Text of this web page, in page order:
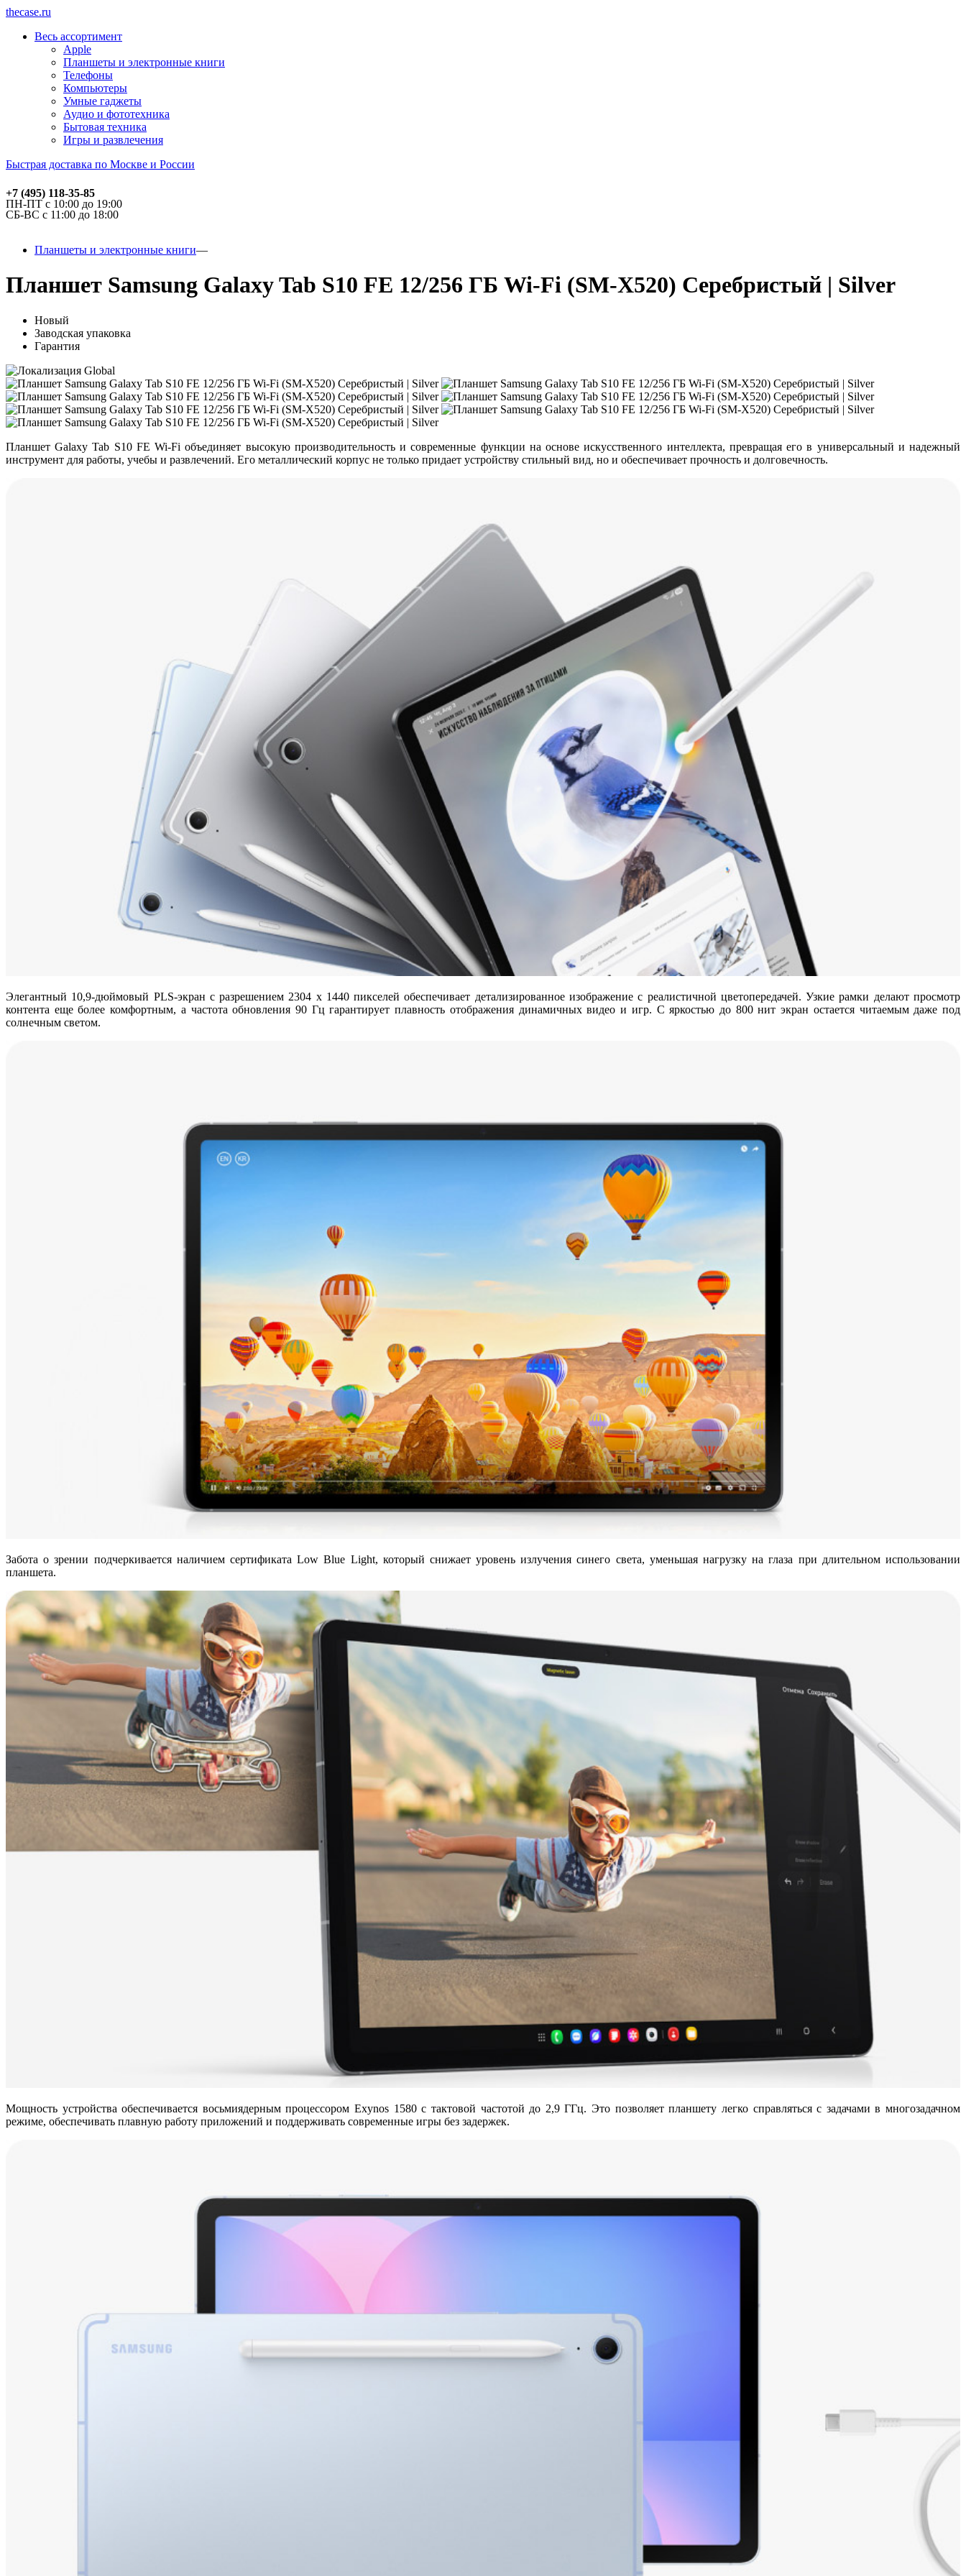
thecase.ru
Весь ассортимент
Apple
Планшеты и электронные книги
Телефоны
Компьютеры
Умные гаджеты
Аудио и фототехника
Бытовая техника
Игры и развлечения
Быстрая доставка по Москве и России
+7 (495) 118-35-85
ПН-ПТ с 10:00 до 19:00
СБ-ВС с 11:00 до 18:00
Планшеты и электронные книги
Планшет Samsung Galaxy Tab S10 FE 12/256 ГБ Wi-Fi (SM-X520) Серебристый | Silver
Новый
Заводская упаковка
Гарантия
Планшет Galaxy Tab S10 FE Wi-Fi объединяет высокую производительность и современные функции на основе искусственного интеллекта, превращая его в универсальный и надежный
инструмент для работы, учебы и развлечений. Его металлический корпус не только придает устройству стильный вид, но и обеспечивает прочность и долговечность.
Элегантный 10,9-дюймовый PLS-экран с разрешением 2304 x 1440 пикселей обеспечивает детализированное изображение с реалистичной цветопередачей. Узкие рамки делают просмотр
контента еще более комфортным, а частота обновления 90 Гц гарантирует плавность отображения динамичных видео и игр. С яркостью до 800 нит экран остается читаемым даже под
солнечным светом.
Забота о зрении подчеркивается наличием сертификата Low Blue Light, который снижает уровень излучения синего света, уменьшая нагрузку на глаза при длительном использовании
планшета.
Мощность устройства обеспечивается восьмиядерным процессором Exynos 1580 с тактовой частотой до 2,9 ГГц. Это позволяет планшету легко справляться с задачами в многозадачном
режиме, обеспечивать плавную работу приложений и поддерживать современные игры без задержек.